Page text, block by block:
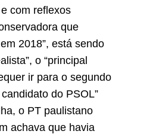
com reflexos
que
2018”, está sendo
o “principal
ir para o segundo
do PSOL”
o PT paulistano
achava que havia